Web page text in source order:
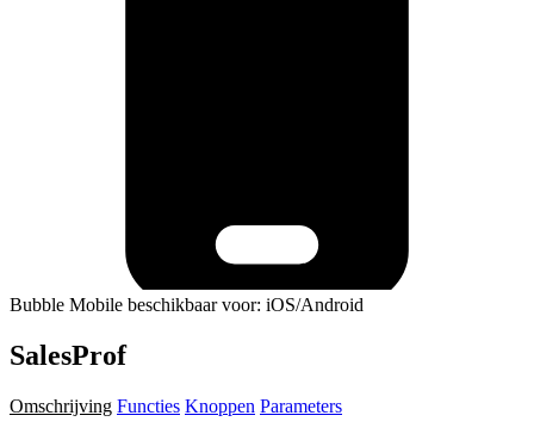
Bubble Mobile beschikbaar voor: iOS/Android
SalesProf
Omschrijving Functies Knoppen Parameters